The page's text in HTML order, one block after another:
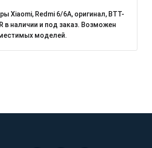
Xiaomi, Redmi 6/6A, оригинал, BTT-
в наличии и под заказ. Возможен
моделей.